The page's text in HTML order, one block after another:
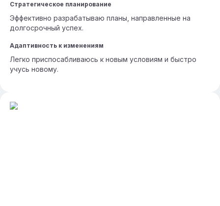
Стратегическое планирование
Эффективно разрабатываю планы, направленные на
долгосрочный успех.
Адаптивность к изменениям
Легко приспосабливаюсь к новым условиям и быстро
учусь новому.